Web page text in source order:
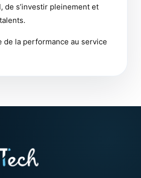
de s’investir pleinement et
de la performance au service